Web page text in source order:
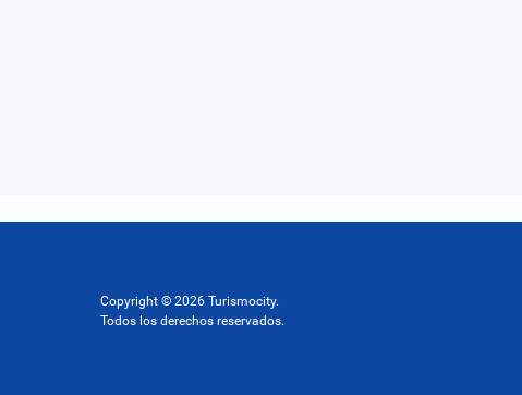
Copyright © 2026 Turismocity.
Todos los derechos reservados.